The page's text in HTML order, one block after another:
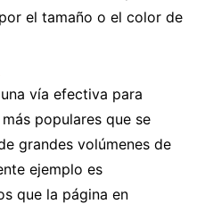
el tamaño o el color de
vía efectiva para
populares que se
grandes volúmenes de
ejemplo es
que la página en